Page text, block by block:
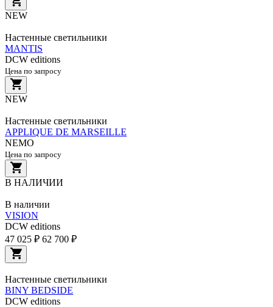
NEW
Настенные светильники
MANTIS
DCW editions
Цена по запросу
NEW
Настенные светильники
APPLIQUE DE MARSEILLE
NEMO
Цена по запросу
В НАЛИЧИИ
В наличии
VISION
DCW editions
47 025 ₽ 62 700 ₽
Настенные светильники
BINY BEDSIDE
DCW editions